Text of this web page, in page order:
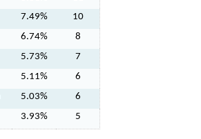
7.49%
10
6.74%
8
5.73%
7
5.11%
6
5.03%
6
3.93% 5